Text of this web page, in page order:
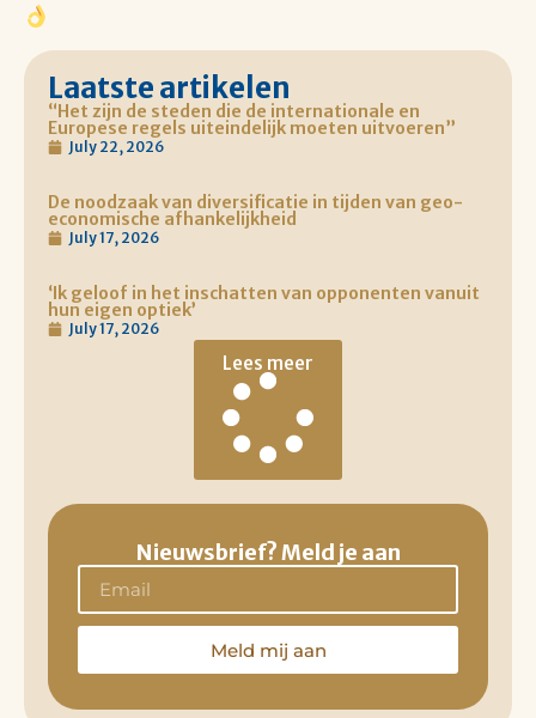
Laatste artikelen
“Het zijn de steden die de internationale en
Europese regels uiteindelijk moeten uitvoeren”
July 22, 2026
De noodzaak van diversificatie in tijden van geo-
economische afhankelijkheid
July 17, 2026
‘Ik geloof in het inschatten van opponenten vanuit
hun eigen optiek’
July 17, 2026
Lees meer
Nieuwsbrief? Meld je aan
Meld mij aan